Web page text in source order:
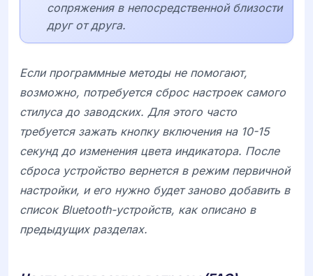
сопряжения в непосредственной близости
друг от друга.
Если программные методы не помогают,
возможно, потребуется сброс настроек самого
стилуса до заводских. Для этого часто
требуется зажать кнопку включения на 10-15
секунд до изменения цвета индикатора. После
сброса устройство вернется в режим первичной
настройки, и его нужно будет заново добавить в
список Bluetooth-устройств, как описано в
предыдущих разделах.